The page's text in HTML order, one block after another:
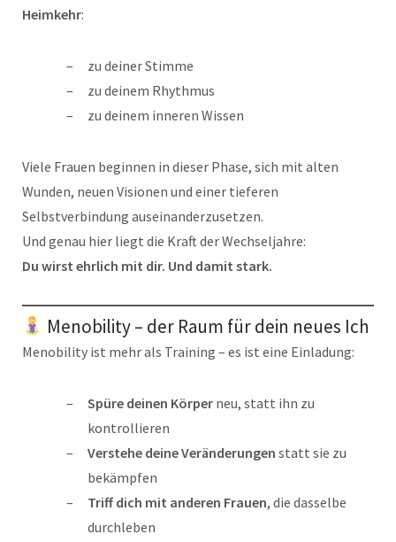
Heimkehr:
zu deiner Stimme
zu deinem Rhythmus
zu deinem inneren Wissen
Viele Frauen beginnen in dieser Phase, sich mit alten
Wunden, neuen Visionen und einer tieferen
Selbstverbindung auseinanderzusetzen.
Und genau hier liegt die Kraft der Wechseljahre:
Du wirst ehrlich mit dir. Und damit stark.
Menobility – der Raum für dein neues Ich
Menobility ist mehr als Training – es ist eine Einladung:
Spüre deinen Körper neu, statt ihn zu
kontrollieren
Verstehe deine Veränderungen statt sie zu
bekämpfen
Triff dich mit anderen Frauen, die dasselbe
durchleben